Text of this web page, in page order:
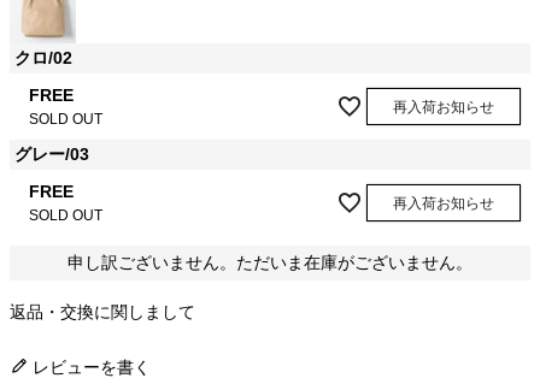
クロ/02
FREE
SOLD OUT
再入荷お知らせ
グレー/03
FREE
SOLD OUT
再入荷お知らせ
申し訳ございません。ただいま在庫がございません。
返品・交換に関しまして
レビューを書く